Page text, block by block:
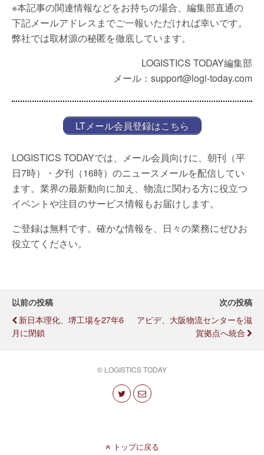
※本記事の関連情報などをお持ちの場合、編集部直通の
下記メールアドレスまでご一報いただければ幸いです。
弊社では取材源の秘匿を徹底しています。
LOGISTICS TODAY編集部
メール：support@logi-today.com
LTメール会員登録はこちら
LOGISTICS TODAYでは、メール会員向けに、朝刊（平
日7時）・夕刊（16時）のニュースメールを配信してい
ます。業界の最新動向に加え、物流に関わる方に役立つ
イベントや注目のサービス情報もお届けします。
ご登録は無料です。確かな情報を、日々の業務にぜひお
役立てください。
以前の投稿
新日本理化、堺工場を27年6
月に閉鎖
次の投稿
アピデ、大阪物流センターを滋
賀拠点へ統合
© LOGISTICS TODAY
トップに戻る